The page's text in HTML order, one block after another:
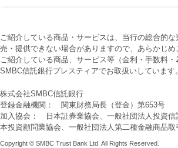
ご紹介している商品・サービスは、当行の総合的
売・提供できない場合がありますので、あらかじめ
ご紹介している商品、サービス等（金利・手数料・
SMBC信託銀行プレスティアでお取扱いしています。
株式会社SMBC信託銀行
登録金融機関： 関東財務局長（登金）第653号
加入協会： 日本証券業協会、一般社団法人投資信
本投資顧問業協会、一般社団法人第二種金融商品取
Copyright © SMBC Trust Bank Ltd. All Rights Reserved.